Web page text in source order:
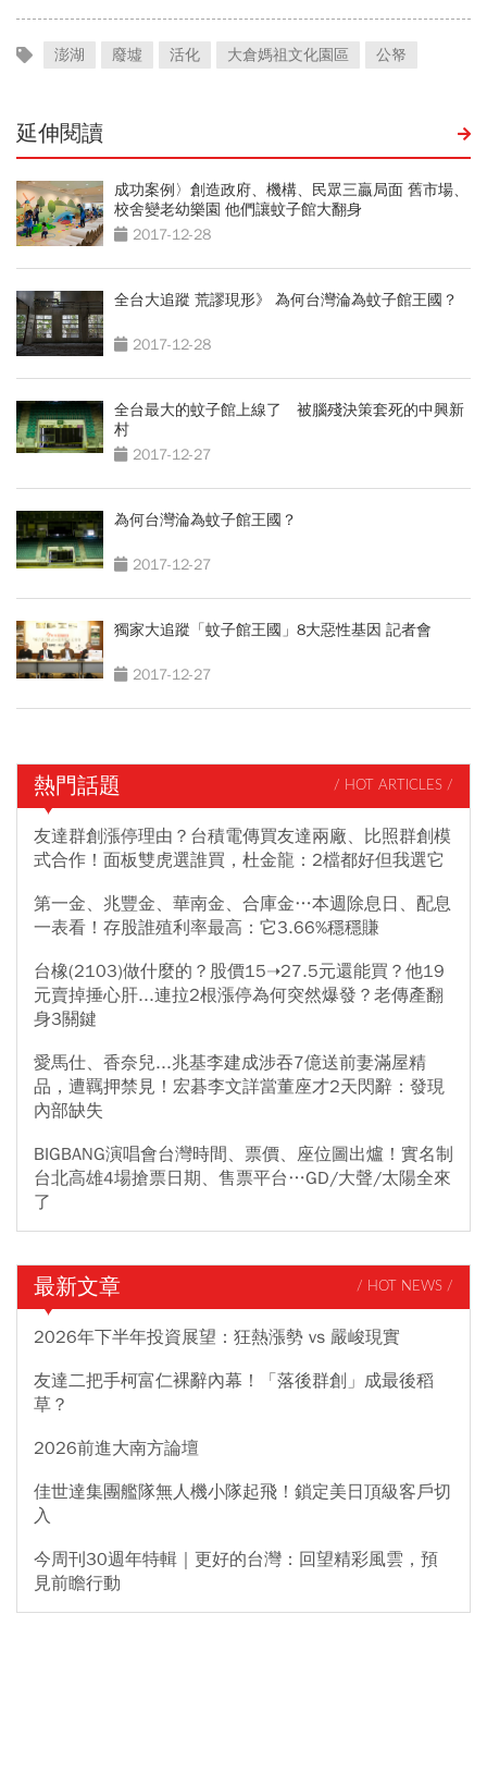
澎湖 廢墟 活化 大倉媽祖文化園區 公帑
延伸閱讀
成功案例〉創造政府、機構、民眾三贏局面 舊市場、
校舍變老幼樂園 他們讓蚊子館大翻身
2017-12-28
全台大追蹤 荒謬現形》 為何台灣淪為蚊子館王國？
2017-12-28
全台最大的蚊子館上線了 被腦殘決策套死的中興新
村
2017-12-27
為何台灣淪為蚊子館王國？
2017-12-27
獨家大追蹤「蚊子館王國」8大惡性基因 記者會
2017-12-27
熱門話題 / HOT ARTICLES /
友達群創漲停理由？台積電傳買友達兩廠、比照群創模
式合作！面板雙虎選誰買，杜金龍：2檔都好但我選它
第一金、兆豐金、華南金、合庫金…本週除息日、配息
一表看！存股誰殖利率最高：它3.66%穩穩賺
台橡(2103)做什麼的？股價15➝27.5元還能買？他19
元賣掉捶心肝...連拉2根漲停為何突然爆發？老傳產翻
身3關鍵
愛馬仕、香奈兒...兆基李建成涉吞7億送前妻滿屋精
品，遭羈押禁見！宏碁李文詳當董座才2天閃辭：發現
內部缺失
BIGBANG演唱會台灣時間、票價、座位圖出爐！實名制
台北高雄4場搶票日期、售票平台…GD/大聲/太陽全來
了
最新文章 / HOT NEWS /
2026年下半年投資展望：狂熱漲勢 vs 嚴峻現實
友達二把手柯富仁裸辭內幕！「落後群創」成最後稻
草？
2026前進大南方論壇
佳世達集團艦隊無人機小隊起飛！鎖定美日頂級客戶切
入
今周刊30週年特輯｜更好的台灣：回望精彩風雲，預
見前瞻行動